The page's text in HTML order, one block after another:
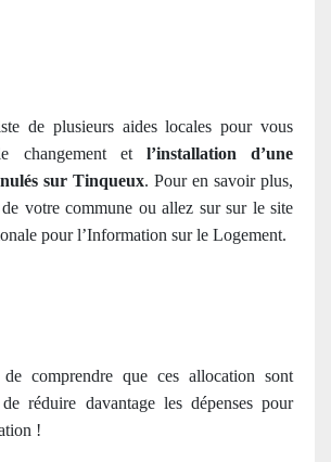
de plusieurs aides locales pour vous
changement et l’installation d’une
sur Tinqueux. Pour en savoir plus,
votre commune ou allez sur sur le site
pour l’Information sur le Logement.
comprendre que ces allocation sont
réduire davantage les dépenses pour
!